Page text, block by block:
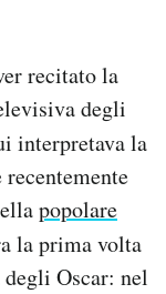
recitato la
degli
interpretava la
popolare
la prima volta
Oscar: nel